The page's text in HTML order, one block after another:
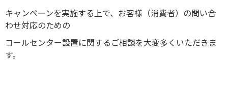
キャンペーンを実施する上で、お客様（消費者）の問い合
わせ対応のための
コールセンター設置に関するご相談を大変多くいただきま
す。